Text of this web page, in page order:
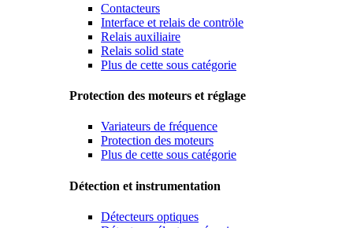
Contacteurs
Interface et relais de contröle
Relais auxiliaire
Relais solid state
Plus de cette sous catégorie
Protection des moteurs et réglage
Variateurs de fréquence
Protection des moteurs
Plus de cette sous catégorie
Détection et instrumentation
Détecteurs optiques